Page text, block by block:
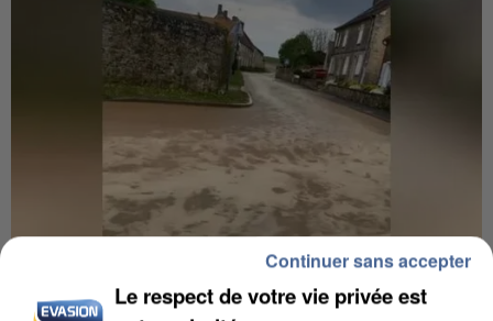
Le respect de votre vie privée est
Continuer sans accepter